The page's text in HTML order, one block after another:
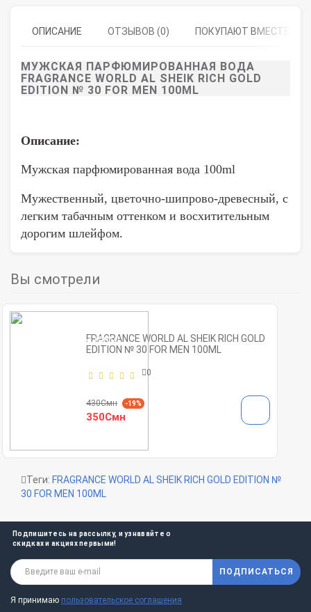
ОПИСАНИЕ ОТЗЫВОВ (0) ПОКУПАЮТ ВМЕСТЕ
МУЖСКАЯ ПАРФЮМИРОВАННАЯ ВОДА
FRAGRANCE WORLD AL SHEIK RICH GOLD
EDITION № 30 FOR MEN 100ML
Описание:
Мужская парфюмированная вода 100ml
Мужественный, цветочно-шипрово-древесный, с
легким табачным оттенком и восхитительным
дорогим шлейфом.
Вы смотрели
FRAGRANCE WORLD AL SHEIK RICH GOLD
EDITION № 30 FOR MEN 100ML
0
430Смн -19%
350Смн
Теги: FRAGRANCE WORLD AL SHEIK RICH GOLD EDITION №
30 FOR MEN 100ML
Подпишитесь на рассылку, и узнавайте о
скидках и акциях первыми!
ПОДПИСАТЬСЯ
Я принимаю пользовательское соглашения